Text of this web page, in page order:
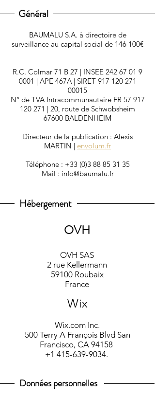
Général
BAUMALU S.A. à directoire de
surveillance au capital social de 146 100€
R.C. Colmar 71 B 27 | INSEE 242 67 01 9
0001 | APE 467A | SIRET 917 120 271
00015
N° de TVA Intracommunautaire FR 57 917
120 271 | 20, route de Schwobsheim
67600 BALDENHEIM
Directeur de la publication : Alexis
MARTIN | envolum.fr
Téléphone : +33 (0)3 88 85 31 35
Mail : info@baumalu.fr
Hébergement
OVH
OVH SAS
2 rue Kellermann
59100 Roubaix
France
Wix
Wix.com Inc.
500 Terry A François Blvd San
Francisco, CA 94158
+1 415-639-9034.
Données personnelles